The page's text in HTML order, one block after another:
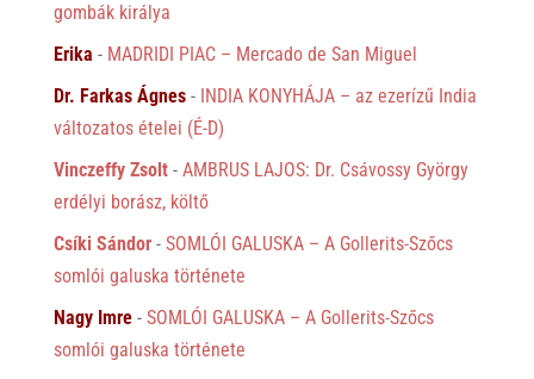
gombák királya
Erika - MADRIDI PIAC – Mercado de San Miguel
Dr. Farkas Ágnes- INDIA KONYHÁJA – az ezerízű India
változatos ételei (É-D)
Vinczeffy Zsolt- AMBRUS LAJOS: Dr. Csávossy György
erdélyi borász, költő
Csíki Sándor- SOMLÓI GALUSKA – A Gollerits-Szőcs
somlói galuska története
Nagy Imre- SOMLÓI GALUSKA – A Gollerits-Szőcs
somlói galuska története